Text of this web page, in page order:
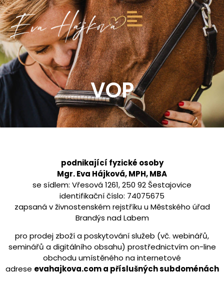
VOP
podnikající fyzické osoby
Mgr. Eva Hájková, MPH, MBA
se sídlem: Vřesová 1261, 250 92 Šestajovice
identifikační číslo: 74075675
zapsaná v živnostenském rejstříku u Městského úřad
Brandýs nad Labem
pro prodej zboží a poskytování služeb (vč. webinářů,
seminářů a digitálního obsahu) prostřednictvím on-line
obchodu umístěného na internetové
adrese evahajkova.com a příslušných subdoménách